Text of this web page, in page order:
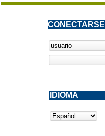
CONECTARSE
IDIOMA